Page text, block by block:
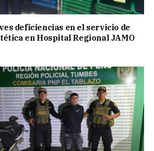
deficiencias en el servicio de
en Hospital Regional JAMO